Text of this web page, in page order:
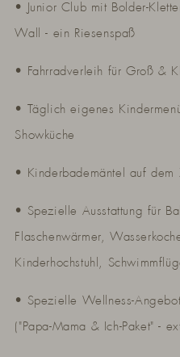
• Junior Club mit Bolder-
Wall - ein Riesenspaß
• Fahrradverleih für Groß &
• Täglich eigenes
Showküche
• Kinderbademäntel auf dem
• Spezielle Ausstattung für
Flaschenwärmer,
Kinderhochstuhl,
• Spezielle Wellness-
("Papa-Mama & Ich-Paket" -